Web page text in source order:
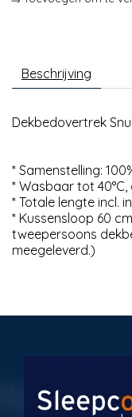
Beschrijving
Dekbedovertrek
* Samenstelling:
* Wasbaar tot
* Totale lengte incl.
* Kussensloop 60
tweepersoons
meegeleverd.)